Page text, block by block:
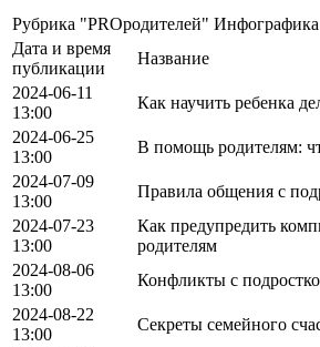
Рубрика "PROродителей" Инфографика
Дата и время
публикации
Название
2024-06-11
13:00
Как научить ребенка
2024-06-25
13:00
В помощь родителям:
2024-07-09
13:00
Правила общения с
2024-07-23
13:00
Как предупредить
родителям
2024-08-06
13:00
Конфликты с
2024-08-22
13:00
Секреты семейного